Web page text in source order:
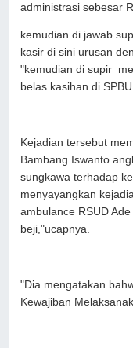
administrasi sebesar
kemudian di jawab
kasir di sini urusan
"kemudian di supir
belas kasihan di
Kejadian tersebut
Bambang Iswanto
sungkawa terhadap
menyayangkan
ambulance RSUD
beji,"ucapnya.
"Dia mengatakan
Kewajiban